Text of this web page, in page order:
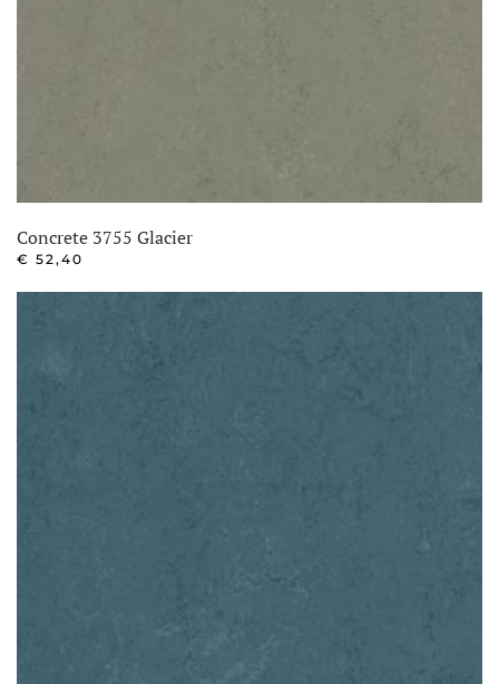
Concrete 3755 Glacier
€ 52,40